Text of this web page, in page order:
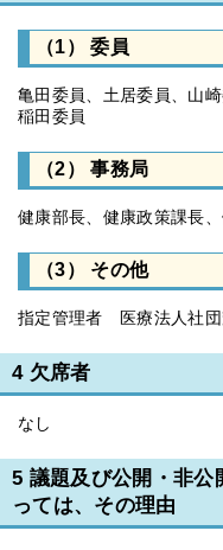
（1） 委員
亀田委員、土居委員、山
稲田委員
（2） 事務局
健康部長、健康政策課長
（3） その他
指定管理者 医療法人社
4 欠席者
なし
5 議題及び公開・非公
っては、その理由